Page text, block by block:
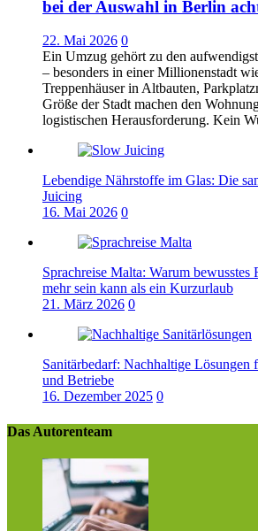
bei der Auswahl in Berlin
22. Mai 2026 0
Ein Umzug gehört zu den
– besonders in einer Millionenstadt
Treppenhäuser in Altbauten,
Größe der Stadt machen den
logistischen Herausforderung. Kein
Lebendige Nährstoffe im Glas: Die
Juicing
16. Mai 2026 0
Sprachreise Malta: Warum bewusstes
mehr sein kann als ein Kurzurlaub
21. März 2026 0
Sanitärbedarf: Nachhaltige Lösungen
und Betriebe
16. Dezember 2025 0
Das Autorenteam